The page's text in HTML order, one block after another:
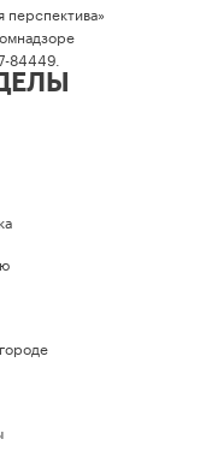
перспектива»
84449.